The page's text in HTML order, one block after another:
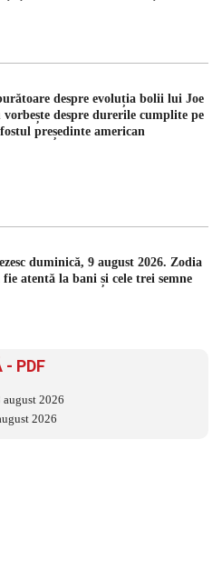
despre evoluția bolii lui Joe
despre durerile cumplite pe
președinte american
duminică, 9 august 2026. Zodia
fie atentă la bani și cele trei semne
- PDF
2026